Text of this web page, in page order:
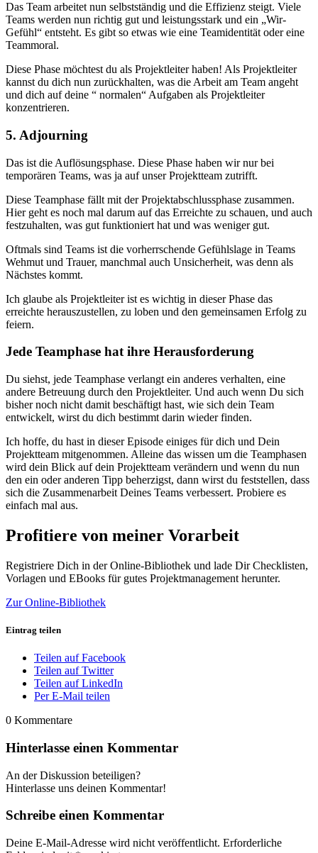
Das Team arbeitet nun selbstständig und die Effizienz steigt. Viele
Teams werden nun richtig gut und leistungsstark und ein „Wir-
Gefühl“ entsteht. Es gibt so etwas wie eine Teamidentität oder eine
Teammoral.
Diese Phase möchtest du als Projektleiter haben! Als Projektleiter
kannst du dich nun zurückhalten, was die Arbeit am Team angeht
und dich auf deine “ normalen“ Aufgaben als Projektleiter
konzentrieren.
5. Adjourning
Das ist die Auflösungsphase. Diese Phase haben wir nur bei
temporären Teams, was ja auf unser Projektteam zutrifft.
Diese Teamphase fällt mit der Projektabschlussphase zusammen.
Hier geht es noch mal darum auf das Erreichte zu schauen, und auch
festzuhalten, was gut funktioniert hat und was weniger gut.
Oftmals sind Teams ist die vorherrschende Gefühlslage in Teams
Wehmut und Trauer, manchmal auch Unsicherheit, was denn als
Nächstes kommt.
Ich glaube als Projektleiter ist es wichtig in dieser Phase das
erreichte herauszustellen, zu loben und den gemeinsamen Erfolg zu
feiern.
Jede Teamphase hat ihre Herausforderung
Du siehst, jede Teamphase verlangt ein anderes verhalten, eine
andere Betreuung durch den Projektleiter. Und auch wenn Du sich
bisher noch nicht damit beschäftigt hast, wie sich dein Team
entwickelt, wirst du dich bestimmt darin wieder finden.
Ich hoffe, du hast in dieser Episode einiges für dich und Dein
Projektteam mitgenommen. Alleine das wissen um die Teamphasen
wird dein Blick auf dein Projektteam verändern und wenn du nun
den ein oder anderen Tipp beherzigst, dann wirst du feststellen, dass
sich die Zusammenarbeit Deines Teams verbessert. Probiere es
einfach mal aus.
Profitiere von meiner Vorarbeit
Registriere Dich in der Online-Bibliothek und lade Dir Checklisten,
Vorlagen und EBooks für gutes Projektmanagement herunter.
Zur Online-Bibliothek
Eintrag teilen
Teilen auf Facebook
Teilen auf Twitter
Teilen auf LinkedIn
Per E-Mail teilen
0 Kommentare
Hinterlasse einen Kommentar
An der Diskussion beteiligen?
Hinterlasse uns deinen Kommentar!
Schreibe einen Kommentar
Deine E-Mail-Adresse wird nicht veröffentlicht. Erforderliche